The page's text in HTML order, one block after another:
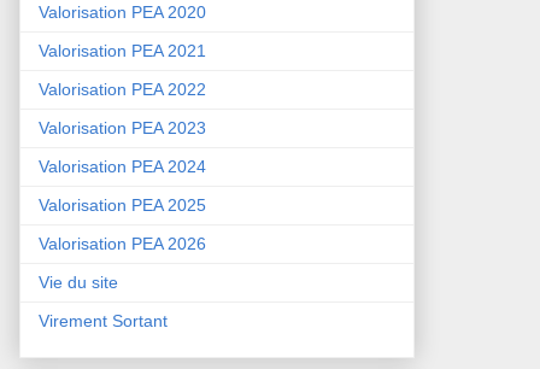
Valorisation PEA 2020
Valorisation PEA 2021
Valorisation PEA 2022
Valorisation PEA 2023
Valorisation PEA 2024
Valorisation PEA 2025
Valorisation PEA 2026
Vie du site
Virement Sortant